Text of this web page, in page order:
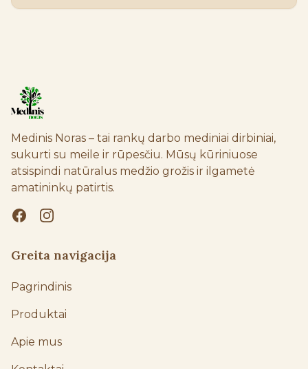
Medinis Noras – tai rankų darbo mediniai dirbiniai,
sukurti su meile ir rūpesčiu. Mūsų kūriniuose
atsispindi natūralus medžio grožis ir ilgametė
amatininkų patirtis.
Greita navigacija
Pagrindinis
Produktai
Apie mus